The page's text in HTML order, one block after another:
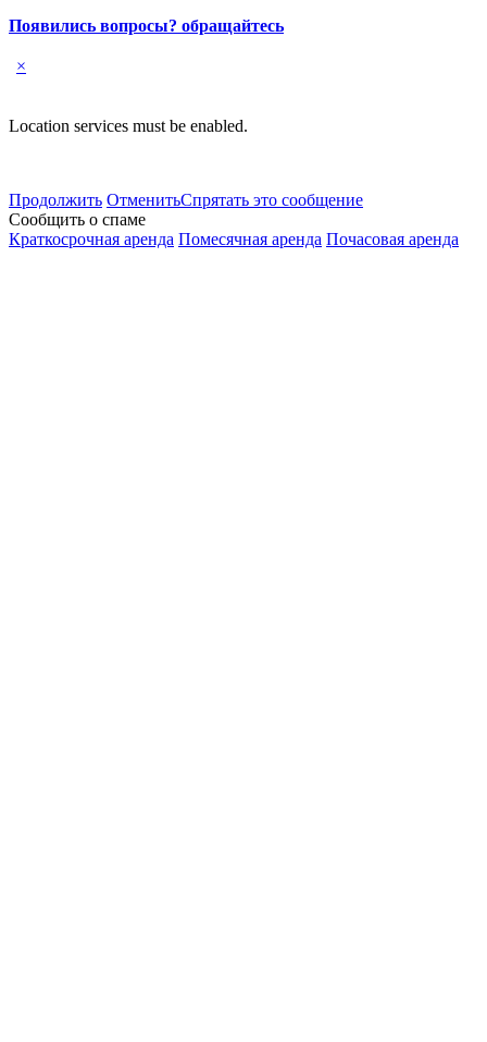
Появились вопросы? обращайтесь
×
Location services must be enabled.
Продолжить ОтменитьСпрятать это сообщение
Сообщить о спаме
Краткосрочная аренда Помесячная аренда Почасовая аренда